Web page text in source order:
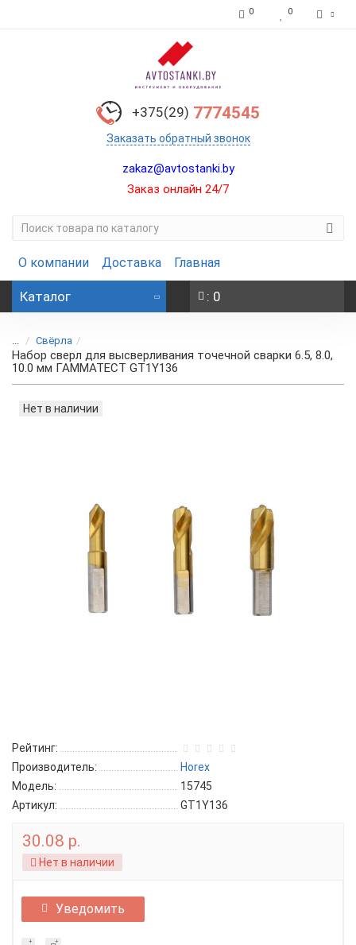
0 0
+375(29) 7774545
Заказать обратный звонок
zakaz@avtostanki.by
Заказ онлайн 24/7
О компании Доставка Главная
Каталог : 0
... Свёрла
Набор сверл для высверливания точечной сварки 6.5, 8.0,
10.0 мм ГАММАТЕСТ GT1Y136
Нет в наличии
Рейтинг:
Производитель:
Horex
Модель:
15745
Артикул:
GT1Y136
30.08 р.
Нет в наличии
Уведомить